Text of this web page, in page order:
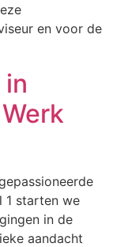
en voor de
1 starten we
in de
aandacht